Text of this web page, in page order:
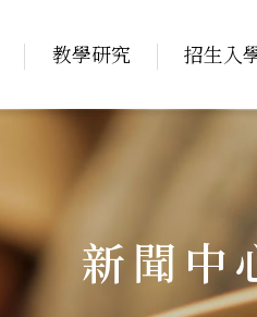
教學研究 招生入
新聞中